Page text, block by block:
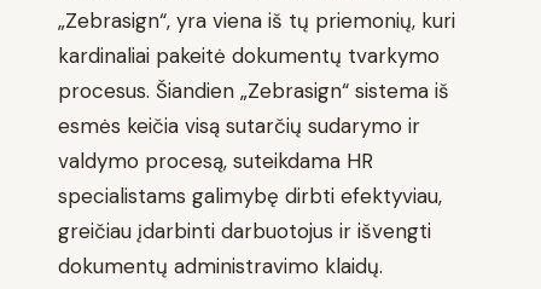
„Zebrasign“, yra viena iš tų priemonių, kuri
kardinaliai pakeitė dokumentų tvarkymo
procesus. Šiandien „Zebrasign“ sistema iš
esmės keičia visą sutarčių sudarymo ir
valdymo procesą, suteikdama HR
specialistams galimybę dirbti efektyviau,
greičiau įdarbinti darbuotojus ir išvengti
dokumentų administravimo klaidų.